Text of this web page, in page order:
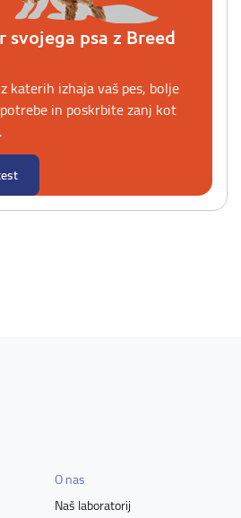
psa z Breed
katerih izhaja vaš pes, bolje
in poskrbite zanj kot
O nas
Naš laboratorij